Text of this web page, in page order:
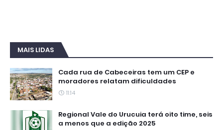
MAIS LIDAS
Cada rua de Cabeceiras tem um CEP e
moradores relatam dificuldades
11:14
Regional Vale do Urucuia terá oito time, seis
a menos que a edição 2025